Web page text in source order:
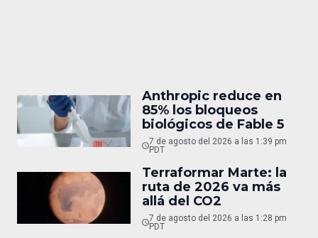
Anthropic reduce en
85% los bloqueos
biológicos de Fable 5
7 de agosto del 2026 a las 1:39 pm
PDT
Terraformar Marte: la
ruta de 2026 va más
allá del CO2
7 de agosto del 2026 a las 1:28 pm
PDT